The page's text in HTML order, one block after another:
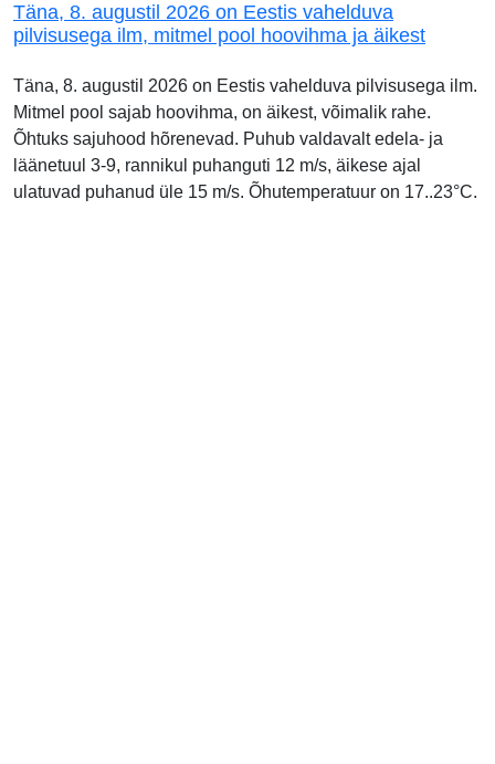
Täna, 8. augustil 2026 on Eestis vahelduva
pilvisusega ilm, mitmel pool hoovihma ja äikest
Täna, 8. augustil 2026 on Eestis vahelduva pilvisusega ilm.
Mitmel pool sajab hoovihma, on äikest, võimalik rahe.
Õhtuks sajuhood hõrenevad. Puhub valdavalt edela- ja
läänetuul 3-9, rannikul puhanguti 12 m/s, äikese ajal
ulatuvad puhanud üle 15 m/s. Õhutemperatuur on 17..23°C.